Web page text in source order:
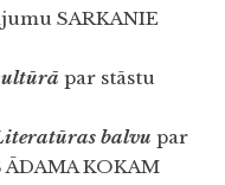
SARKANIE
par stāstu
balvu par
KOKAM